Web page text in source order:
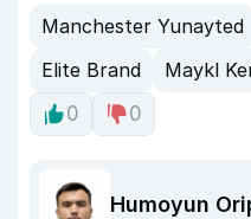
Manchester Yunayted
Elite Brand
Maykl
0
0
Humoyun